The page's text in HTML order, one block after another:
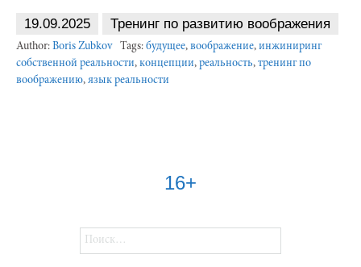
19.09.2025 Тренинг по развитию воображения
Author: Boris Zubkov Tags: будущее, воображение, инжиниринг
собственной реальности, концепции, реальность, тренинг по
воображению, язык реальности
16+
Найти: